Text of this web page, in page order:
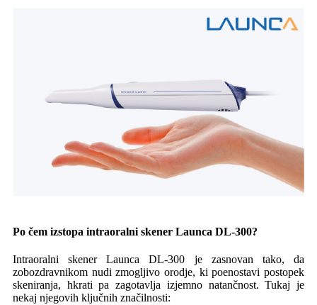
Po čem izstopa intraoralni skener Launca DL-300?
Intraoralni skener Launca DL-300 je zasnovan tako, da
zobozdravnikom nudi zmogljivo orodje, ki poenostavi postopek
skeniranja, hkrati pa zagotavlja izjemno natančnost. Tukaj je
nekaj njegovih ključnih značilnosti: